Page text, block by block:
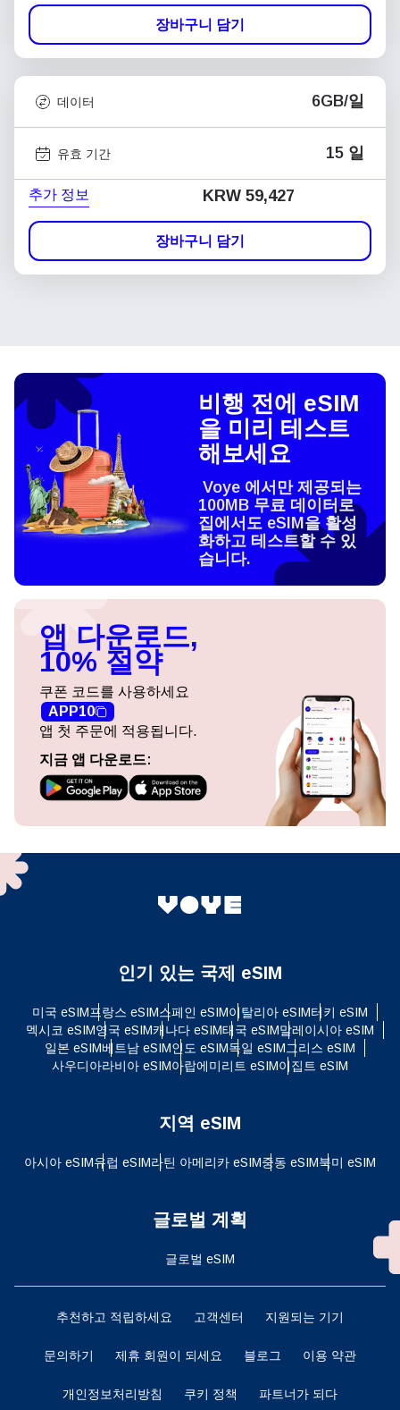
장바구니 담기
데이터 6GB/일
유효 기간 15 일
추가 정보 KRW 59,427
장바구니 담기
비행 전에 eSIM
을 미리 테스트
해보세요
Voye 에서만 제공되는
100MB 무료 데이터로
집에서도 eSIM을 활성
화하고 테스트할 수 있
습니다.
앱 다운로드,
10% 절약
쿠폰 코드를 사용하세요
APP10
앱 첫 주문에 적용됩니다.
지금 앱 다운로드:
인기 있는 국제 eSIM
미국 eSIM프랑스 eSIM스페인 eSIM이탈리아 eSIM터키 eSIM
멕시코 eSIM영국 eSIM캐나다 eSIM태국 eSIM말레이시아 eSIM
일본 eSIM베트남 eSIM인도 eSIM독일 eSIM그리스 eSIM
사우디아라비아 eSIM아랍에미리트 eSIM이집트 eSIM
지역 eSIM
아시아 eSIM유럽 ​​eSIM라틴 아메리카 eSIM중동 eSIM북미 eSIM
글로벌 계획
글로벌 eSIM
추천하고 적립하세요 고객센터 지원되는 기기
문의하기 제휴 회원이 되세요 블로그 이용 약관
개인정보처리방침 쿠키 정책 파트너가 되다